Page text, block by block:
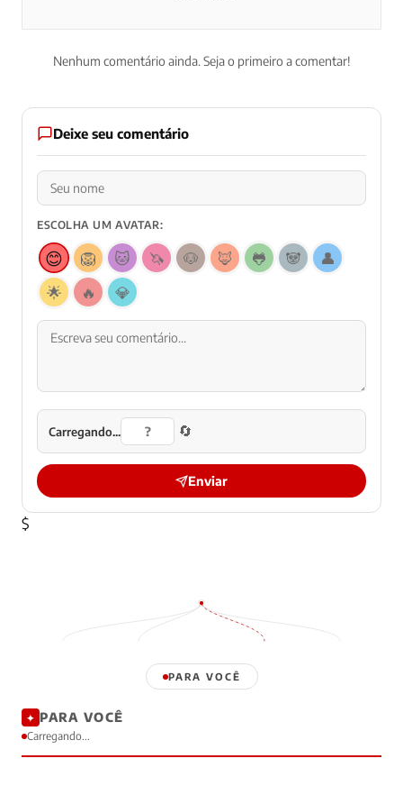
Nenhum comentário ainda. Seja o primeiro a comentar!
Deixe seu comentário
ESCOLHA UM AVATAR:
😊 🦁 🐱 🦄 🐶 🦊 🐸 🐼
👤
🌟
🔥 💎
Carregando... 🔄
Enviar
$
PARA VOCÊ
✦ PARA VOCÊ
Carregando...